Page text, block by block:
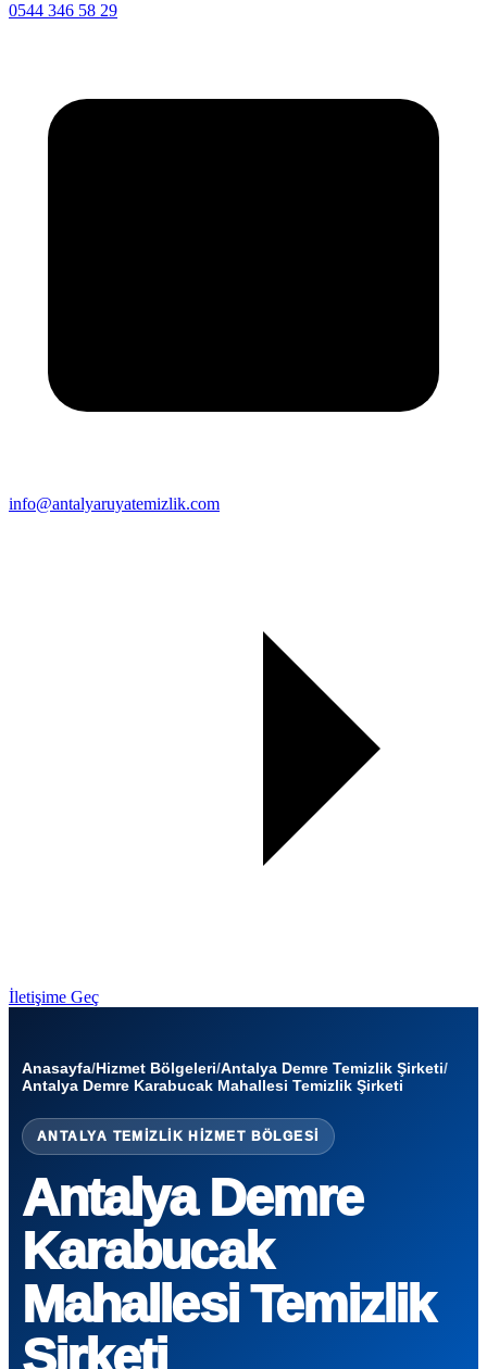
0544 346 58 29
info@antalyaruyatemizlik.com
İletişime Geç
Anasayfa/Hizmet Bölgeleri/Antalya Demre Temizlik Şirketi/
Antalya Demre Karabucak Mahallesi Temizlik Şirketi
ANTALYA TEMIZLIK HIZMET BÖLGESI
Antalya Demre
Karabucak
Mahallesi Temizlik